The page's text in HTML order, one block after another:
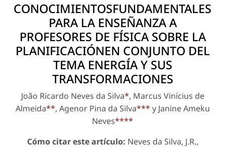
CONOCIMIENTOSFUNDAMENTALES
PARA LA ENSEÑANZA A
PROFESORES DE FÍSICA SOBRE LA
PLANIFICACIÓNEN CONJUNTO DEL
TEMA ENERGÍA Y SUS
TRANSFORMACIONES
João Ricardo Neves da Silva*, Marcus Vinícius de
Almeida**, Agenor Pina da Silva*** y Janine Ameku
Neves****
Cómo citar este artículo: Neves da Silva, J.R.,